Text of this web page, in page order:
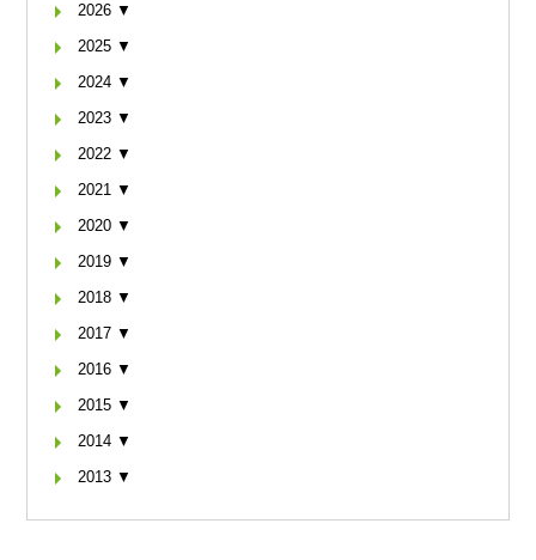
2026 ▼
2025 ▼
2024 ▼
2023 ▼
2022 ▼
2021 ▼
2020 ▼
2019 ▼
2018 ▼
2017 ▼
2016 ▼
2015 ▼
2014 ▼
2013 ▼